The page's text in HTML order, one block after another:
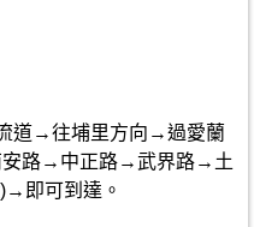
道→往埔里方向→過愛蘭
路→中正路→武界路→土
即可到達。